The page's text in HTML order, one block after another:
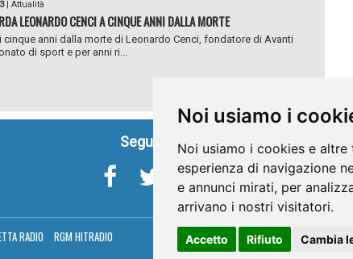
Noi usiamo i
Noi usiamo i cookies e
esperienza di navigazione
e annunci mirati, per
arrivano i nostri visitatori.
Accetto Rifiuto Cambia
| Attualità
LEONARDO CENCI A CINQUE ANNI DALLA MORTE
anni dalla morte di Leonardo Cenci, fondatore di Avanti
di sport e per anni ri...
Seguici su
RADIO RGM HITRADIO
Umbria